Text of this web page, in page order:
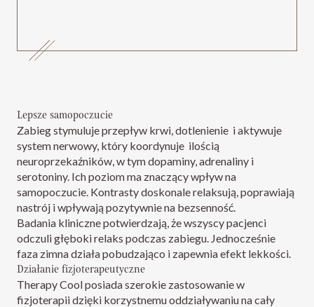
Lepsze samopoczucie
Zabieg stymuluje przepływ krwi, dotlenienie i aktywuje
system nerwowy, który koordynuje ilością
neuroprzekaźników, w tym dopaminy, adrenaliny i
serotoniny. Ich poziom ma znaczący wpływ na
samopoczucie. Kontrasty doskonale relaksują, poprawiają
nastrój i wpływają pozytywnie na bezsenność.
Badania kliniczne potwierdzają, że wszyscy pacjenci
odczuli głęboki relaks podczas zabiegu. Jednocześnie
faza zimna działa pobudzająco i zapewnia efekt lekkości.
Działanie fizjoterapeutyczne
Therapy Cool posiada szerokie zastosowanie w
fizjoterapii dzięki korzystnemu oddziaływaniu na cały